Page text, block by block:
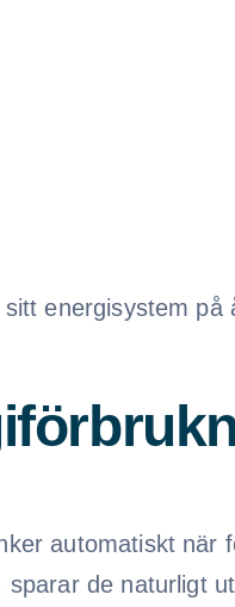
energisystem
automatiskt när
de naturligt